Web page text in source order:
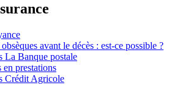
avant le décès : est-ce possible ?
La Banque postale
en prestations
Crédit Agricole